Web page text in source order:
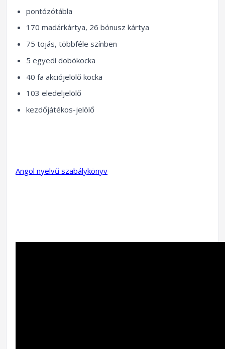
pontózótábla
170 madárkártya, 26 bónusz kártya
75 tojás, többféle színben
5 egyedi dobókocka
40 fa akciójelölő kocka
103 eledeljelölő
kezdőjátékos-jelölő
Angol nyelvű szabálykönyv